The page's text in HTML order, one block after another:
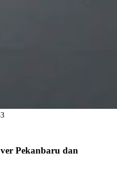
Pekanbaru dan Solusinya
Pekanbaru dan